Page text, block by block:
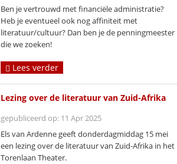
Ben je vertrouwd met financiële administratie?
Heb je eventueel ook nog affiniteit met
literatuur/cultuur? Dan ben je de penningmeester
die we zoeken!
Lees verder
Lezing over de literatuur van Zuid-Afrika
gepubliceerd op: 11 Apr 2025
Els van Ardenne geeft donderdagmiddag 15 mei
een lezing over de literatuur van Zuid-Afrika in het
Torenlaan Theater.